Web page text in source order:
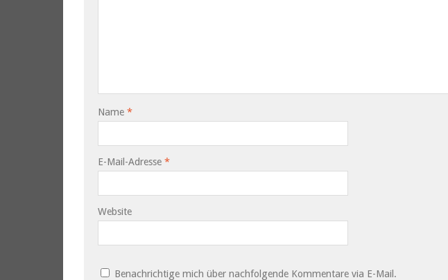
Name *
E-Mail-Adresse *
Website
Benachrichtige mich über nachfolgende Kommentare via E-Mail.